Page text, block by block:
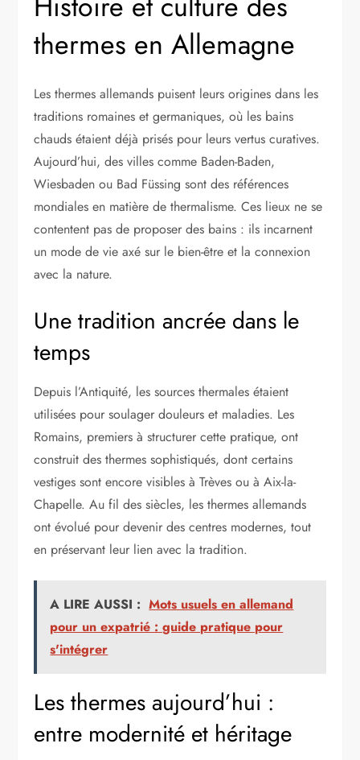
thermes en Allemagne
Les thermes allemands puisent leurs origines dans les
traditions romaines et germaniques, où les bains
chauds étaient déjà prisés pour leurs vertus curatives.
Aujourd’hui, des villes comme Baden-Baden,
Wiesbaden ou Bad Füssing sont des références
mondiales en matière de thermalisme. Ces lieux ne se
contentent pas de proposer des bains : ils incarnent
un mode de vie axé sur le bien-être et la connexion
avec la nature.
Une tradition ancrée dans le
temps
Depuis l’Antiquité, les sources thermales étaient
utilisées pour soulager douleurs et maladies. Les
Romains, premiers à structurer cette pratique, ont
construit des thermes sophistiqués, dont certains
vestiges sont encore visibles à Trèves ou à Aix-la-
Chapelle. Au fil des siècles, les thermes allemands
ont évolué pour devenir des centres modernes, tout
en préservant leur lien avec la tradition.
A LIRE AUSSI : Mots usuels en allemand
pour un expatrié : guide pratique pour
s'intégrer
Les thermes aujourd’hui :
entre modernité et héritage